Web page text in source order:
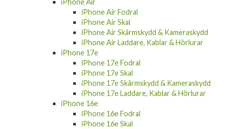
iPhone Air
iPhone Air Fodral
iPhone Air Skal
iPhone Air Skärmskydd & Kameraskydd
iPhone Air Laddare, Kablar & Hörlurar
iPhone 17e
iPhone 17e Fodral
iPhone 17e Skal
iPhone 17e Skärmskydd & Kameraskydd
iPhone 17e Laddare, Kablar & Hörlurar
iPhone 16e
iPhone 16e Fodral
iPhone 16e Skal